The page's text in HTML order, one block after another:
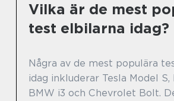
Vilka är de mest
test elbilarna idag?
Några av de mest populära
idag inkluderar Tesla Model S,
BMW i3 och Chevrolet Bolt.